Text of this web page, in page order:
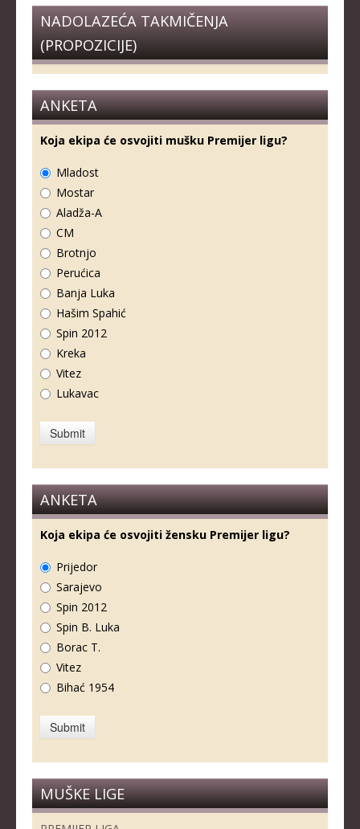
NADOLAZEĆA TAKMIČENJA
(PROPOZICIJE)
ANKETA
Koja ekipa će osvojiti mušku Premijer ligu?
Mladost
Mostar
Aladža-A
CM
Brotnjo
Perućica
Banja Luka
Hašim Spahić
Spin 2012
Kreka
Vitez
Lukavac
ANKETA
Koja ekipa će osvojiti žensku Premijer ligu?
Prijedor
Sarajevo
Spin 2012
Spin B. Luka
Borac T.
Vitez
Bihać 1954
MUŠKE LIGE